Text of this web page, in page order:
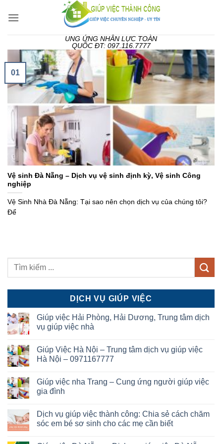
qua
UNG ỨNG NHÂN LỰC TOÀN
QUỐC ĐT: 097.116.7777
Vệ sinh Đà Nẵng – Dịch vụ vệ sinh định kỳ, Vệ sinh Công
nghiệp
Vệ Sinh Nhà Đà Nẵng: Tại sao nên chọn dịch vụ của chúng tôi?
Để
01
DỊCH VỤ GIÚP VIỆC
Giúp việc Hải Phòng, Hải Dương, Trung tâm dịch
vụ giúp việc nhà
Giúp Việc Hà Nội – Trung tâm dịch vụ giúp việc
Hà Nội – 0971167777
Giúp việc nha Trang – Cung ứng người giúp việc
gia đình
Dịch vụ giúp việc thành công: Chia sẻ cách chăm
sóc em bé sơ sinh cho các mẹ cần biết